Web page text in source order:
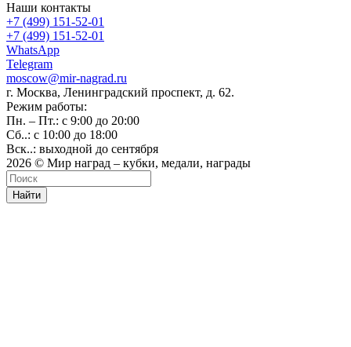
Наши контакты
+7 (499) 151-52-01
+7 (499) 151-52-01
WhatsApp
Telegram
moscow@mir-nagrad.ru
г. Москва, Ленинградский проспект, д. 62.
Режим работы:
Пн. – Пт.: с 9:00 до 20:00
Сб..: с 10:00 до 18:00
Вск..: выходной до сентября
2026 © Мир наград – кубки, медали, награды
Найти